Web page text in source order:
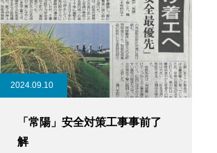
2024.09.10
「常陽」安全対策工事事前了
解